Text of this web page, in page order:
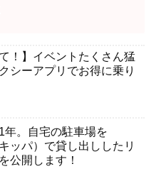
て！】イベントたくさん猛
シーアプリでお得に乗り
年。自宅の駐車場を
ッパ）で貸し出ししたリ
公開します！